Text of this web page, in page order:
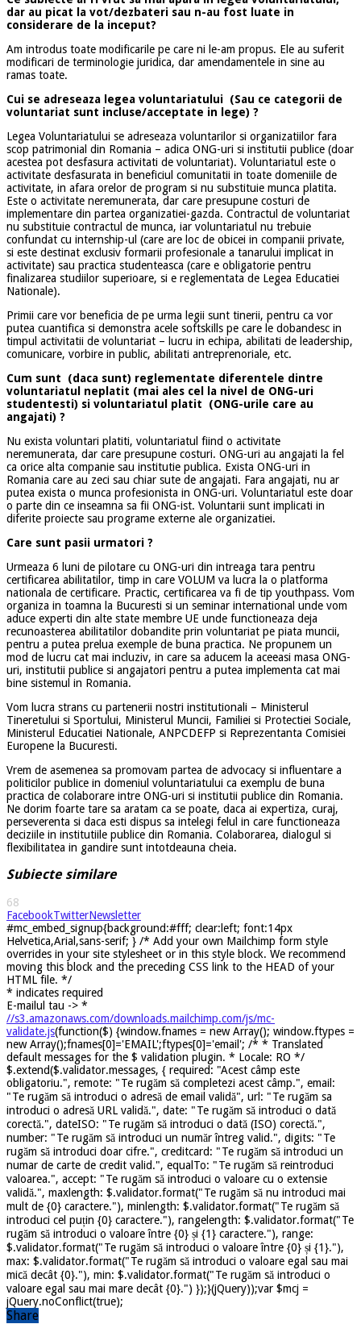
dar au picat la vot/dezbateri sau n-au fost luate in
considerare de la inceput?
Am introdus toate modificarile pe care ni le-am propus. Ele au suferit
modificari de terminologie juridica, dar amendamentele in sine au
ramas toate.
Cui se adreseaza legea voluntariatului (Sau ce categorii de
voluntariat sunt incluse/acceptate in lege) ?
Legea Voluntariatului se adreseaza voluntarilor si organizatiilor fara
scop patrimonial din Romania – adica ONG-uri si institutii publice (doar
acestea pot desfasura activitati de voluntariat). Voluntariatul este o
activitate desfasurata in beneficiul comunitatii in toate domeniile de
activitate, in afara orelor de program si nu substituie munca platita.
Este o activitate neremunerata, dar care presupune costuri de
implementare din partea organizatiei-gazda. Contractul de voluntariat
nu substituie contractul de munca, iar voluntariatul nu trebuie
confundat cu internship-ul (care are loc de obicei in companii private,
si este destinat exclusiv formarii profesionale a tanarului implicat in
activitate) sau practica studenteasca (care e obligatorie pentru
finalizarea studiilor superioare, si e reglementata de Legea Educatiei
Nationale).
Primii care vor beneficia de pe urma legii sunt tinerii, pentru ca vor
putea cuantifica si demonstra acele softskills pe care le dobandesc in
timpul activitatii de voluntariat – lucru in echipa, abilitati de leadership,
comunicare, vorbire in public, abilitati antreprenoriale, etc.
Cum sunt (daca sunt) reglementate diferentele dintre
voluntariatul neplatit (mai ales cel la nivel de ONG-uri
studentesti) si voluntariatul platit (ONG-urile care au
angajati) ?
Nu exista voluntari platiti, voluntariatul fiind o activitate
neremunerata, dar care presupune costuri. ONG-uri au angajati la fel
ca orice alta companie sau institutie publica. Exista ONG-uri in
Romania care au zeci sau chiar sute de angajati. Fara angajati, nu ar
putea exista o munca profesionista in ONG-uri. Voluntariatul este doar
o parte din ce inseamna sa fii ONG-ist. Voluntarii sunt implicati in
diferite proiecte sau programe externe ale organizatiei.
Care sunt pasii urmatori ?
Urmeaza 6 luni de pilotare cu ONG-uri din intreaga tara pentru
certificarea abilitatilor, timp in care VOLUM va lucra la o platforma
nationala de certificare. Practic, certificarea va fi de tip youthpass. Vom
organiza in toamna la Bucuresti si un seminar international unde vom
aduce experti din alte state membre UE unde functioneaza deja
recunoasterea abilitatilor dobandite prin voluntariat pe piata muncii,
pentru a putea prelua exemple de buna practica. Ne propunem un
mod de lucru cat mai incluziv, in care sa aducem la aceeasi masa ONG-
uri, institutii publice si angajatori pentru a putea implementa cat mai
bine sistemul in Romania.
Vom lucra strans cu partenerii nostri institutionali – Ministerul
Tineretului si Sportului, Ministerul Muncii, Familiei si Protectiei Sociale,
Ministerul Educatiei Nationale, ANPCDEFP si Reprezentanta Comisiei
Europene la Bucuresti.
Vrem de asemenea sa promovam partea de advocacy si influentare a
politicilor publice in domeniul voluntariatului ca exemplu de buna
practica de colaborare intre ONG-uri si institutii publice din Romania.
Ne dorim foarte tare sa aratam ca se poate, daca ai expertiza, curaj,
perseverenta si daca esti dispus sa intelegi felul in care functioneaza
deciziile in institutiile publice din Romania. Colaborarea, dialogul si
flexibilitatea in gandire sunt intotdeauna cheia.
Subiecte similare
68
FacebookTwitterNewsletter
#mc_embed_signup{background:#fff; clear:left; font:14px
Helvetica,Arial,sans-serif; } /* Add your own Mailchimp form style
overrides in your site stylesheet or in this style block. We recommend
moving this block and the preceding CSS link to the HEAD of your
HTML file. */
* indicates required
E-mailul tau -> *
//s3.amazonaws.com/downloads.mailchimp.com/js/mc-
validate.js(function($) {window.fnames = new Array(); window.ftypes =
new Array();fnames[0]='EMAIL';ftypes[0]='email'; /* * Translated
default messages for the $ validation plugin. * Locale: RO */
$.extend($.validator.messages, { required: "Acest câmp este
obligatoriu.", remote: "Te rugăm să completezi acest câmp.", email:
"Te rugăm să introduci o adresă de email validă", url: "Te rugăm sa
introduci o adresă URL validă.", date: "Te rugăm să introduci o dată
corectă.", dateISO: "Te rugăm să introduci o dată (ISO) corectă.",
number: "Te rugăm să introduci un număr întreg valid.", digits: "Te
rugăm să introduci doar cifre.", creditcard: "Te rugăm să introduci un
numar de carte de credit valid.", equalTo: "Te rugăm să reintroduci
valoarea.", accept: "Te rugăm să introduci o valoare cu o extensie
validă.", maxlength: $.validator.format("Te rugăm să nu introduci mai
mult de {0} caractere."), minlength: $.validator.format("Te rugăm să
introduci cel puțin {0} caractere."), rangelength: $.validator.format("Te
rugăm să introduci o valoare între {0} și {1} caractere."), range:
$.validator.format("Te rugăm să introduci o valoare între {0} și {1}."),
max: $.validator.format("Te rugăm să introduci o valoare egal sau mai
mică decât {0}."), min: $.validator.format("Te rugăm să introduci o
valoare egal sau mai mare decât {0}.") });}(jQuery));var $mcj =
jQuery.noConflict(true);
Share